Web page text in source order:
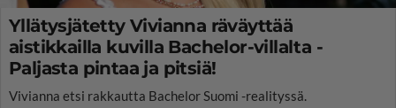
Yllätysjätetty Vivianna räväyttää
aistikkailla kuvilla Bachelor-villalta -
Paljasta pintaa ja pitsiä!
Vivianna etsi rakkautta Bachelor Suomi -realityssä.